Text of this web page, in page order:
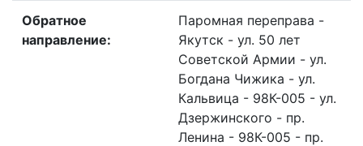
Обратное
направление:
Паромная переправа -
Якутск - ул. 50 лет
Советской Армии - ул.
Богдана Чижика - ул.
Кальвица - 98К-005 - ул.
Дзержинского - пр.
Ленина - 98К-005 - пр.